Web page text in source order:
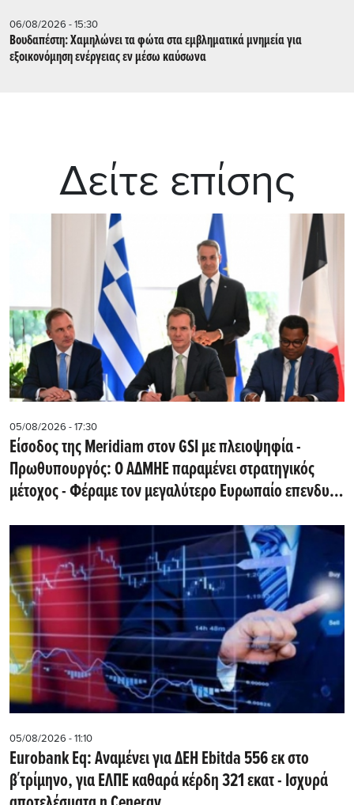
06/08/2026 - 15:30
Βουδαπέστη: Χαμηλώνει τα φώτα στα εμβληματικά μνημεία για
εξοικονόμηση ενέργειας εν μέσω καύσωνα
Δείτε επίσης
05/08/2026 - 17:30
Eίσοδος της Meridiam στον GSI με πλειοψηφία -
Πρωθυπουργός: Ο ΑΔΜΗΕ παραμένει στρατηγικός
μέτοχος - Φέραμε τον μεγαλύτερο Ευρωπαίο επενδυτή
05/08/2026 - 11:10
Eurobank Eq: Αναμένει για ΔΕΗ Εbitda 556 εκ στο
β΄τρίμηνο, για ΕΛΠΕ καθαρά κέρδη 321 εκατ - Ισχυρά